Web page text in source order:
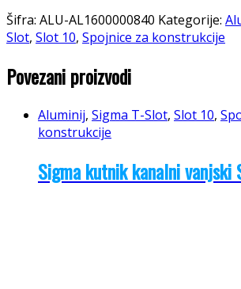
Šifra: ALU-AL1600000840 Kategorije:
Slot, Slot 10, Spojnice za konstrukcije
Povezani proizvodi
Aluminij, Sigma T-Slot, Slot 10,
konstrukcije
Sigma kutnik kanalni vanjski